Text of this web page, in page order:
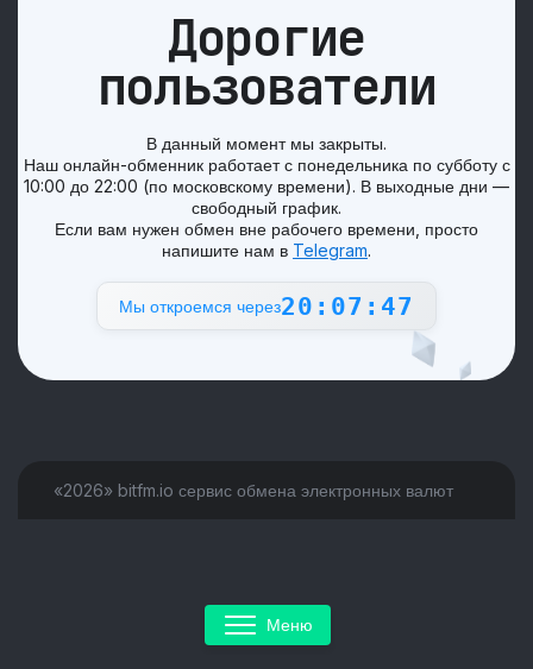
Дорогие
пользователи
В данный момент мы закрыты.
Наш онлайн-обменник работает с понедельника по субботу с
10:00 до 22:00 (по московскому времени). В выходные дни —
свободный график.
Если вам нужен обмен вне рабочего времени, просто
напишите нам в Telegram.
Мы откроемся через20:07:47
«2026» bitfm.io сервис обмена электронных валют
Меню